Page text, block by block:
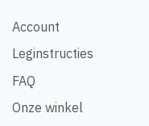
Account
Leginstructies
FAQ
Onze winkel